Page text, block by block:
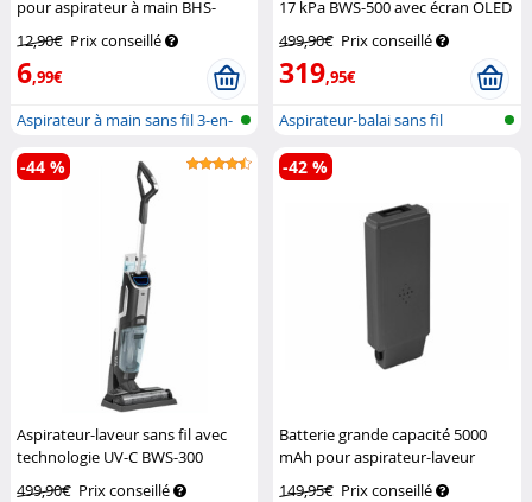
pour aspirateur à main BHS-
Sichler Haushaltsgeräte
12,90€ Prix conseillé
6,99€
Aspirateur à main sans fil 3-en-
1 p...
17 kPa BWS-500 avec écran OLED
Sichler Haushaltsgeräte
499,90€ Prix conseillé
319,95€
Aspirateur-balai sans fil
Aspirateur-laveur sans fil avec
technologie UV-C BWS-300
Sichler Haushaltsgeräte
499,90€ Prix conseillé
-44 %
Batterie grande capacité 5000
mAh pour aspirateur-laveur
Sichler Haushaltsgeräte
149,95€ Prix conseillé
-42 %